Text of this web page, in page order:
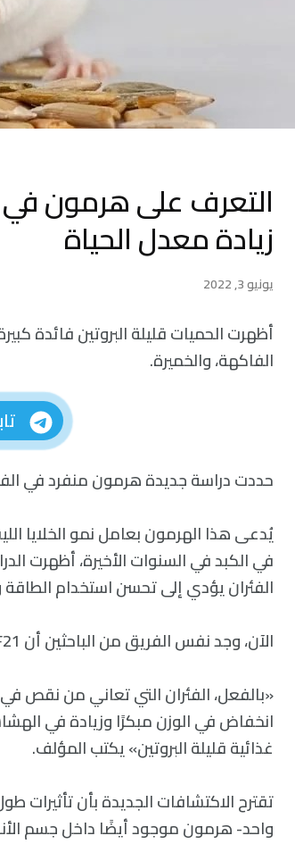
التعرف على هرمون في
زيادة معدل الحياة
يونيو 3, 2022
أظهرت الحميات قليلة البروتين فائدة
الفاكهة، والخميرة.
حددت دراسة جديدة هرمون منفرد في
الفئران يؤدي إلى تحسن استخدام
الآن، وجد نفس الفريق من الباحثين أن FGF21مطلوب كأحد عوامل المضادة للشيخوخة أيضًا.
انخفاض في الوزن مبكرًا وزيادة في
غذائية قليلة البروتين» يكتب المؤلف.
تقترح الاكتشافات الجديدة بأن تأثيرات
واحد- هرمون موجود أيضًا داخل جسم